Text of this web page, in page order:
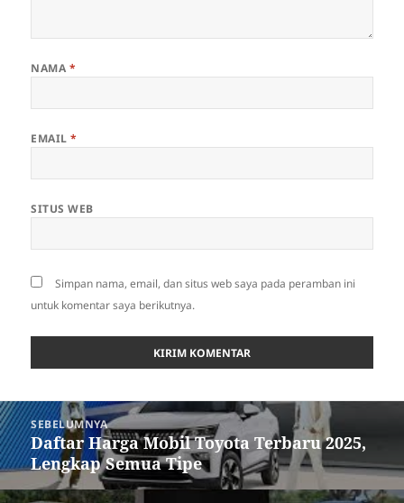
NAMA *
EMAIL*
SITUS WEB
Simpan nama, email, dan situs web saya pada peramban ini
untuk komentar saya berikutnya.
Navigasi
pos SEBELUMNYA
Pos
sebelumnya:
Daftar Harga Mobil Toyota Terbaru 2025,
Lengkap Semua Tipe